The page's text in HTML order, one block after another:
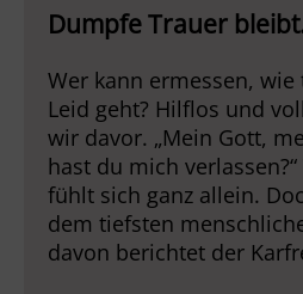
Dumpfe Trauer
Wer kann ermessen,
Leid geht? Hilflos und
wir davor. „Mein Gott,
hast du mich
fühlt sich ganz allein.
dem tiefsten
davon berichtet der